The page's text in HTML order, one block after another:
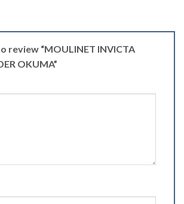
review “MOULINET INVICTA
OKUMA”